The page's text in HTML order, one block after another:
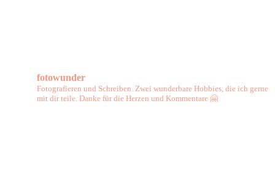
fotowunder
Fotografieren und Schreiben. Zwei wunderbare Hobbies, die ich gerne
mit dir teile. Danke für die Herzen und Kommentare 🤗